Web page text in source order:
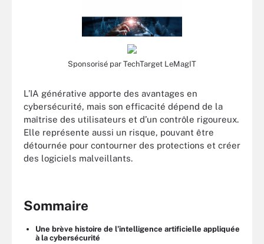
Sponsorisé par TechTarget LeMagIT
L’IA générative apporte des avantages en
cybersécurité, mais son efficacité dépend de la
maîtrise des utilisateurs et d’un contrôle rigoureux.
Elle représente aussi un risque, pouvant être
détournée pour contourner des protections et créer
des logiciels malveillants.
Sommaire
Une brève histoire de l’intelligence artificielle appliquée
à la cybersécurité